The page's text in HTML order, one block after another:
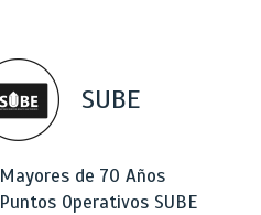
SUBE
Mayores de 70 Años
Puntos Operativos SUBE